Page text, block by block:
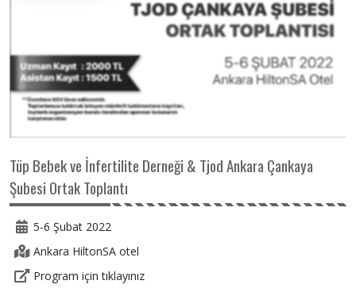
Tüp Bebek ve İnfertilite Derneği & Tjod Ankara Çankaya
Şubesi Ortak Toplantı
5-6 Şubat 2022
Ankara HiltonSA otel
Program için tıklayınız